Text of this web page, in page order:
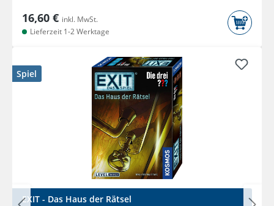
16,60 € inkl. MwSt.
Lieferzeit 1-2 Werktage
Spiel
EXIT - Das Haus der Rätsel